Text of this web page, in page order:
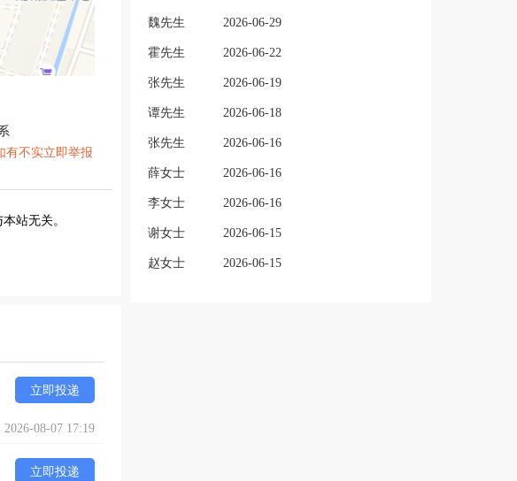
有不实立即举报
站无关。
立即投递
08-07 17:19
立即投递
魏先生 2026-06-29
霍先生 2026-06-22
张先生 2026-06-19
谭先生 2026-06-18
张先生 2026-06-16
薛女士 2026-06-16
李女士 2026-06-16
谢女士 2026-06-15
赵女士 2026-06-15